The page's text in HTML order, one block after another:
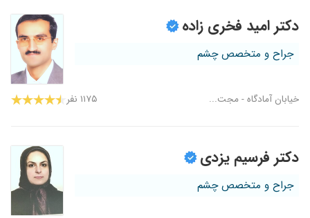
دکتر امید فخری زاده
جراح و متخصص چشم
خیابان آمادگاه - مجت... ۱۱۷۵ نفر
دکتر فرسیم یزدی
جراح و متخصص چشم